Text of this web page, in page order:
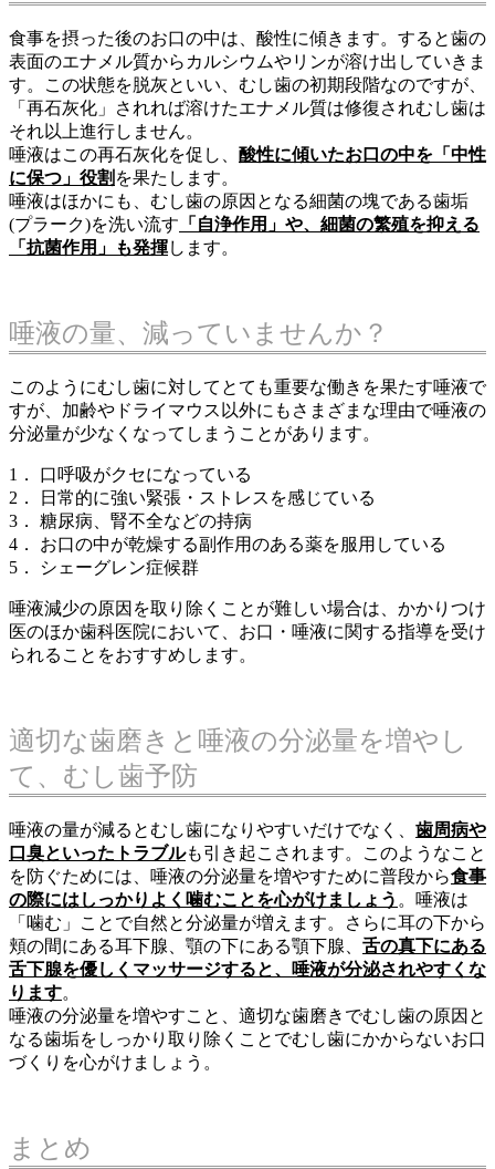
食事を摂った後のお口の中は、酸性に傾きます。すると歯の
表面のエナメル質からカルシウムやリンが溶け出していきま
す。この状態を脱灰といい、むし歯の初期段階なのですが、
「再石灰化」されれば溶けたエナメル質は修復されむし歯は
それ以上進行しません。
唾液はこの再石灰化を促し、 酸性に傾いたお口の中を「中性
に保つ」役割 を果たします。
唾液はほかにも、むし歯の原因となる細菌の塊である歯垢
(プラーク)を洗い流す 「自浄作用」や、細菌の繁殖を抑える
「抗菌作用」も発揮します。
唾液の量、減っていませんか？
このようにむし歯に対してとても重要な働きを果たす唾液で
すが、加齢やドライマウス以外にもさまざまな理由で唾液の
分泌量が少なくなってしまうことがあります。
1． 口呼吸がクセになっている
2． 日常的に強い緊張・ストレスを感じている
3． 糖尿病、腎不全などの持病
4． お口の中が乾燥する副作用のある薬を服用している
5． シェーグレン症候群
唾液減少の原因を取り除くことが難しい場合は、かかりつけ
医のほか歯科医院において、お口・唾液に関する指導を受け
られることをおすすめします。
適切な歯磨きと唾液の分泌量を増やし
て、むし歯予防
唾液の量が減るとむし歯になりやすいだけでなく、 歯周病や
口臭といったトラブルも引き起こされます。このようなこと
を防ぐためには、唾液の分泌量を増やすために普段から食事
の際にはしっかりよく噛むことを心がけましょう 。唾液は
「噛む」ことで自然と分泌量が増えます。さらに耳の下から
頬の間にある耳下腺、顎の下にある顎下腺、 舌の真下にある
舌下腺を優しくマッサージすると、唾液が分泌されやすくな
ります。
唾液の分泌量を増やすこと、適切な歯磨きでむし歯の原因と
なる歯垢をしっかり取り除くことでむし歯にかからないお口
づくりを心がけましょう。
まとめ